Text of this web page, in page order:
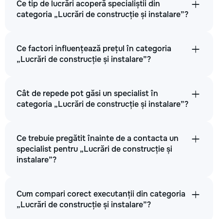
Ce tip de lucrări acoperă specialiștii din
categoria „Lucrări de construcție și instalare”?
Ce factori influențează prețul în categoria
„Lucrări de construcție și instalare”?
Cât de repede pot găsi un specialist în
categoria „Lucrări de construcție și instalare”?
Ce trebuie pregătit înainte de a contacta un
specialist pentru „Lucrări de construcție și
instalare”?
Cum compari corect executanții din categoria
„Lucrări de construcție și instalare”?